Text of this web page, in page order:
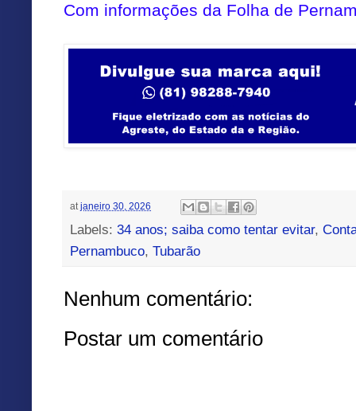
Com informações da Folha de
at janeiro 30, 2026
Labels: 34 anos; saiba como tentar evitar,
Pernambuco, Tubarão
Nenhum comentário:
Postar um comentário